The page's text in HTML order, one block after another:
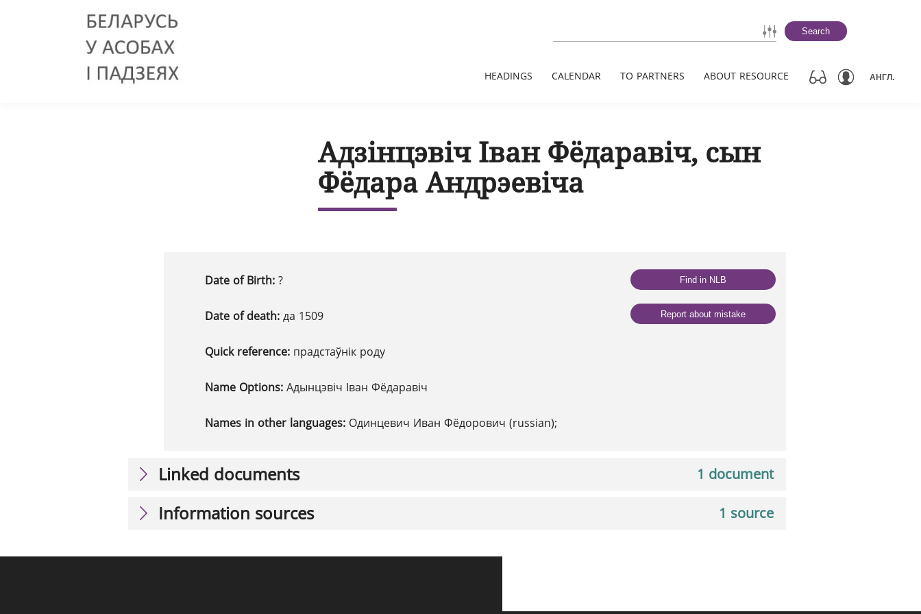
Search
HEADINGS CALENDAR TO PARTNERS ABOUT RESOURCE АНГЛ.
Адзінцэвіч Іван Фёдаравіч, сын
Фёдара Андрэевіча
Date of Birth: ?
Date of death: да 1509
Quick reference: прадстаўнік роду
Name Options: Адынцэвіч Іван Фёдаравіч
Names in other languages: Одинцевич Иван Фёдорович (russian);
Find in NLB
Report about mistake
1 document
Linked documents
1 source
Information sources